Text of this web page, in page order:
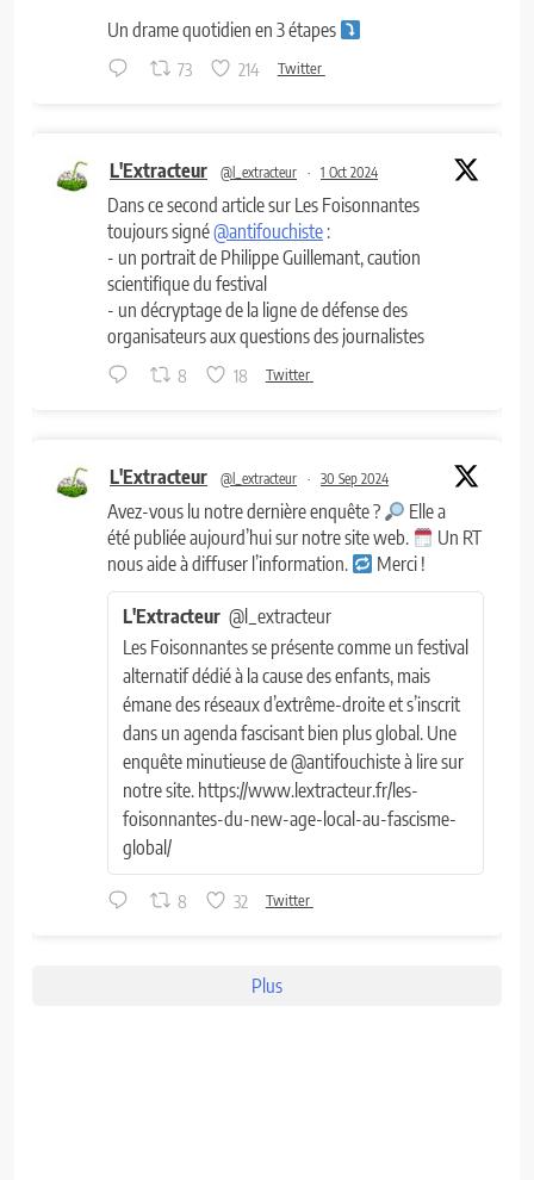
Un drame quotidien en 3 étapes
73 214 Twitter
L'Extracteur @l_extracteur · 1 Oct 2024
Dans ce second article sur Les Foisonnantes
toujours signé@antifouchiste :
- un portrait de Philippe Guillemant, caution
scientifique du festival
- un décryptage de la ligne de défense des
organisateurs aux questions des journalistes
8 18 Twitter
L'Extracteur @l_extracteur · 30 Sep 2024
Avez-vous lu notre dernière enquête ?
Elle a
été publiée aujourd’hui sur notre site web.
Un RT
nous aide à diffuser l’information.
Merci !
L'Extracteur @l_extracteur
Les Foisonnantes se présente comme un festival
alternatif dédié à la cause des enfants, mais
émane des réseaux d’extrême-droite et s’inscrit
dans un agenda fascisant bien plus global. Une
enquête minutieuse de @antifouchiste à lire sur
notre site. https://www.lextracteur.fr/les-
foisonnantes-du-new-age-local-au-fascisme-
global/
8 32 Twitter
Plus